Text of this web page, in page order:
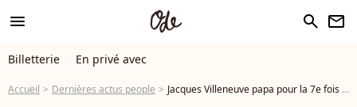
menu search newsletter
Billetterie En privé avec
Accueil Dernières actus people Jacques Villeneuve papa pour la 7e fois ! Le champion du monde de Formule 1 dévoile le prénom original de son enfant